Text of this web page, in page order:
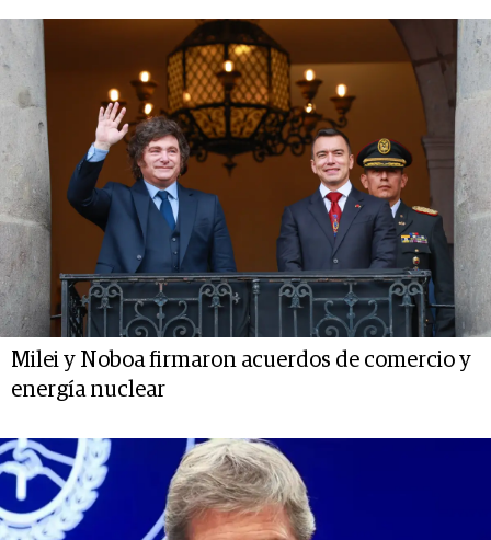
Milei y Noboa firmaron acuerdos de comercio y
energía nuclear